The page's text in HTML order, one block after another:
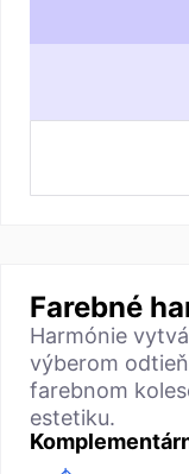
Farebné
Harmónie
výberom
farebnom
estetiku.